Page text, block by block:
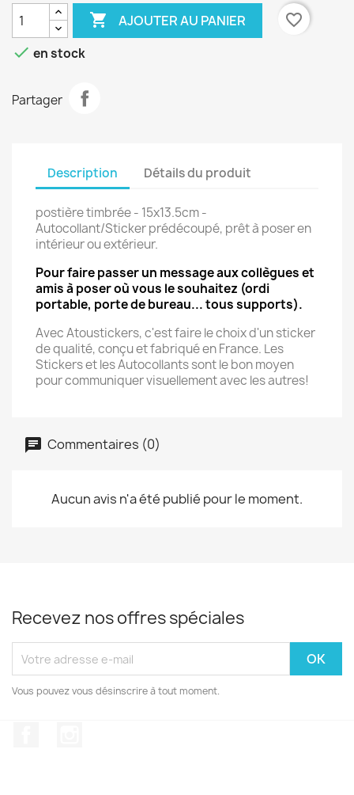
 AJOUTER AU PANIER
favorite_border
 en stock
Partager
Description Détails du produit
postière timbrée - 15x13.5cm -
Autocollant/Sticker prédécoupé, prêt à poser en
intérieur ou extérieur.
Pour faire passer un message aux collègues et
amis à poser où vous le souhaitez (ordi
portable, porte de bureau... tous supports).
Avec Atoustickers, c'est faire le choix d'un sticker
de qualité, conçu et fabriqué en France. Les
Stickers et les Autocollants sont le bon moyen
pour communiquer visuellement avec les autres!
Commentaires (0)
Aucun avis n'a été publié pour le moment.
Recevez nos offres spéciales
Vous pouvez vous désinscrire à tout moment.